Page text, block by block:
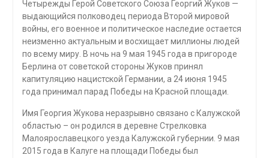
Четырежды Герой Советского Союза Георгий Жуков —
выдающийся полководец периода Второй мировой
войны, его военное и политическое наследие остается
неизменно актуальным и восхищает миллионы людей
по всему миру. В ночь на 9 мая 1945 года в пригороде
Берлина от советской стороны Жуков принял
капитуляцию нацистской Германии, а 24 июня 1945
года принимал парад Победы на Красной площади.
Имя Георгия Жукова неразрывно связано с Калужской
областью – он родился в деревне Стрелковка
Малоярославецкого уезда Калужской губернии. 9 мая
2015 года в Калуге на площади Победы был